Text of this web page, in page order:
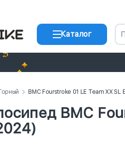
Каталог
Горный BMC Fourstroke 01 LE Team XX SL
BMC